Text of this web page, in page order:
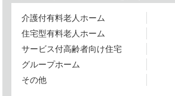
介護付有料老人ホーム
住宅型有料老人ホーム
サービス付高齢者向け住宅
グループホーム
その他